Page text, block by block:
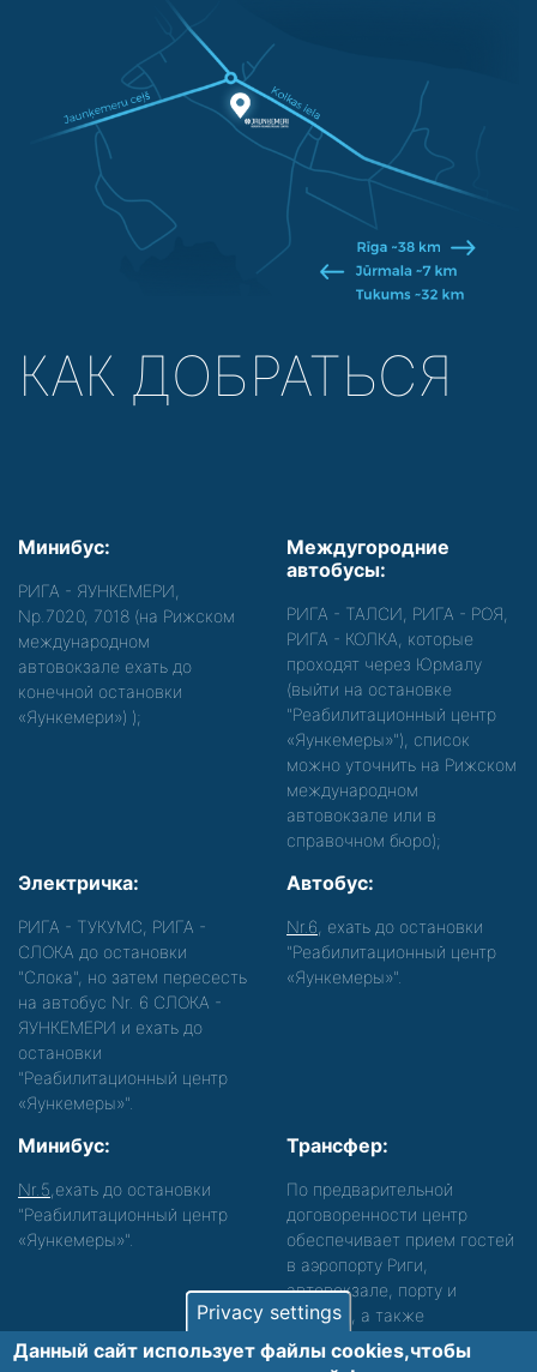
КАК ДОБРАТЬСЯ
Минибус:
РИГА - ЯУНКЕМЕРИ,
Nр.7020, 7018 (на Рижском
международном
автовокзале ехать до
конечной остановки
«Яункемери») );
Междугородние
автобусы:
РИГА - ТАЛСИ, РИГА - РОЯ,
РИГА - КОЛКА, которые
проходят через Юрмалу
(выйти на остановке
"Реабилитационный центр
«Яункемеры»"), список
можно уточнить на Рижском
международном
автовокзале или в
справочном бюро);
Электричка:
РИГА - ТУКУМС, РИГА -
СЛОКА до остановки
"Слока", но затем пересесть
на автобус Nr. 6 СЛОКА -
ЯУНКЕМЕРИ и ехать до
остановки
"Реабилитационный центр
«Яункемеры»".
Автобус:
Nr.6 , ехать до остановки
"Реабилитационный центр
«Яункемеры»".
Минибус:
Nr.5 ,ехать до остановки
"Реабилитационный центр
«Яункемеры»".
Трансфер:
По предварительной
договоренности центр
обеспечивает прием гостей
в аэропорту Риги,
автовокзале, порту и
вокзале, а также
сопровождение. Просьба
звонить, чтобы уточнить
Privacy settings
Данный сайт использует файлы cookies,чтобы